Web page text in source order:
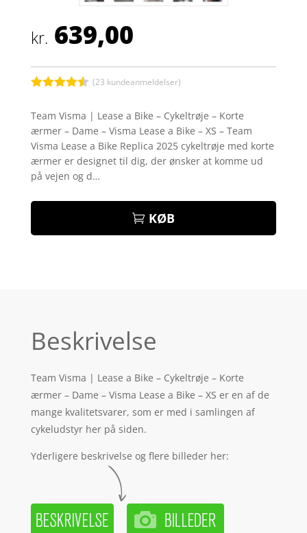
kr. 639,00
ud af 5
baseret
på
kundebedø
mmelser
(23 kundeanmeldelser)
Team Visma | Lease a Bike – Cykeltrøje – Korte
ærmer – Dame – Visma Lease a Bike – XS – Team
Visma Lease a Bike Replica 2025 cykeltrøje med korte
ærmer er designet til dig, der ønsker at komme ud
på vejen og d…
KØB
Beskrivelse
Team Visma | Lease a Bike – Cykeltrøje – Korte
ærmer – Dame – Visma Lease a Bike – XS er en af de
mange kvalitetsvarer, som er med i samlingen af
cykeludstyr her på siden.
Yderligere beskrivelse og flere billeder her: